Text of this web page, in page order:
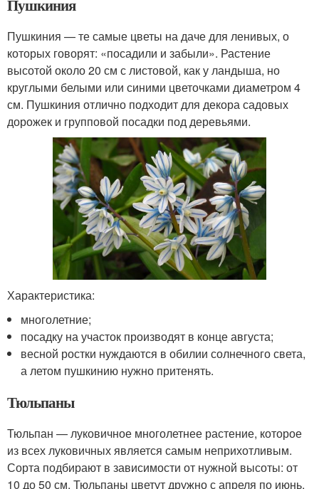
Пушкиния
Пушкиния — те самые цветы на даче для ленивых, о
которых говорят: «посадили и забыли». Растение
высотой около 20 см с листовой, как у ландыша, но
круглыми белыми или синими цветочками диаметром 4
см. Пушкиния отлично подходит для декора садовых
дорожек и групповой посадки под деревьями.
Характеристика:
многолетние;
посадку на участок производят в конце августа;
весной ростки нуждаются в обилии солнечного света,
а летом пушкинию нужно притенять.
Тюльпаны
Тюльпан — луковичное многолетнее растение, которое
из всех луковичных является самым неприхотливым.
Сорта подбирают в зависимости от нужной высоты: от
10 до 50 см. Тюльпаны цветут дружно с апреля по июнь.